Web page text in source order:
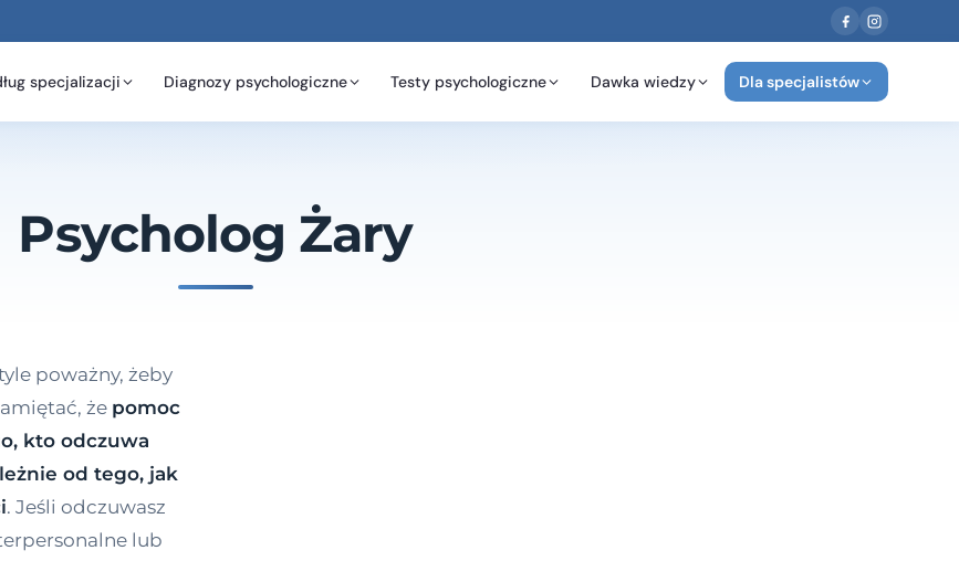
specjalizacji Diagnozy psychologiczne Testy psychologiczne Dawka wiedzy Dla specjalistów
Psycholog Żary
poważny, żeby
że pomoc
kto odczuwa
od tego, jak
. Jeśli odczuwasz
lub